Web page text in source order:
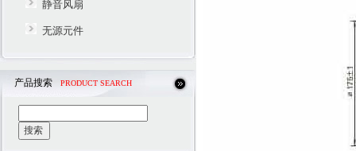
静音风扇
无源元件
产品搜索 PRODUCT SEARCH